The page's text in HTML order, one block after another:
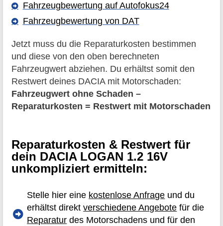
Fahrzeugbewertung auf Autofokus24
Fahrzeugbewertung von DAT
Jetzt muss du die Reparaturkosten bestimmen
und diese von den oben berechneten
Fahrzeugwert abziehen. Du erhältst somit den
Restwert deines DACIA mit Motorschaden:
Fahrzeugwert ohne Schaden –
Reparaturkosten = Restwert mit Motorschaden
Reparaturkosten & Restwert für
dein DACIA LOGAN 1.2 16V
unkompliziert ermitteln:
Stelle hier eine kostenlose Anfrage und du
erhältst direktverschiedene Angebote für die
Reparatur des Motorschadens und für den